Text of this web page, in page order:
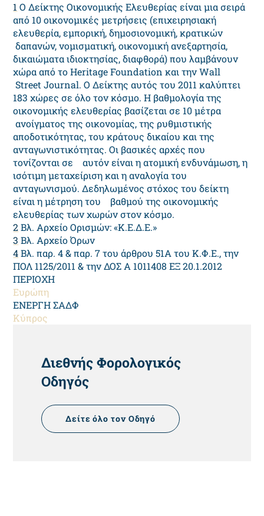
1 Ο Δείκτης Οικονομικής Ελευθερίας είναι μια σειρά
από 10 οικονομικές μετρήσεις (επιχειρησιακή
ελευθερία, εμπορική, δημοσιονομική, κρατικών
δαπανών, νομισματική, οικονομική ανεξαρτησία,
δικαιώματα ιδιοκτησίας, διαφθορά) που λαμβάνουν
χώρα από το Heritage Foundation και την Wall
Street Journal. Ο Δείκτης αυτός του 2011 καλύπτει
183 χώρες σε όλο τον κόσμο. Η βαθμολογία της
οικονομικής ελευθερίας βασίζεται σε 10 μέτρα
ανοίγματος της οικονομίας, της ρυθμιστικής
αποδοτικότητας, του κράτους δικαίου και της
ανταγωνιστικότητας. Οι βασικές αρχές που
τονίζονται σε αυτόν είναι η ατομική ενδυνάμωση, η
ισότιμη μεταχείριση και η αναλογία του
ανταγωνισμού. Δεδηλωμένος στόχος του δείκτη
είναι η μέτρηση του βαθμού της οικονομικής
ελευθερίας των χωρών στον κόσμο.
2Βλ. Αρχείο Ορισμών: «Κ.Ε.Δ.Ε.»
3 Βλ. Αρχείο Όρων
4Βλ. παρ. 4 & παρ. 7 του άρθρου 51Α του Κ.Φ.Ε., την
ΠΟΛ 1125/2011 & την ΔΟΣ Α 1011408 ΕΞ 20.1.2012
ΠΕΡΙΟΧΗ
Ευρώπη
ΕΝΕΡΓΗ ΣΑΔΦ
Κύπρος
HEADING
Διεθνής Φορολογικός
Οδηγός
Δείτε όλο τον Οδηγό